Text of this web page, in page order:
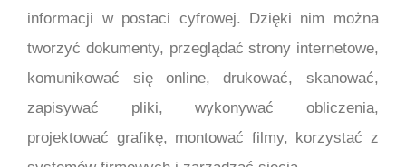
informacji w postaci cyfrowej. Dzięki nim można
tworzyć dokumenty, przeglądać strony internetowe,
komunikować się online, drukować, skanować,
zapisywać pliki, wykonywać obliczenia,
projektować grafikę, montować filmy, korzystać z